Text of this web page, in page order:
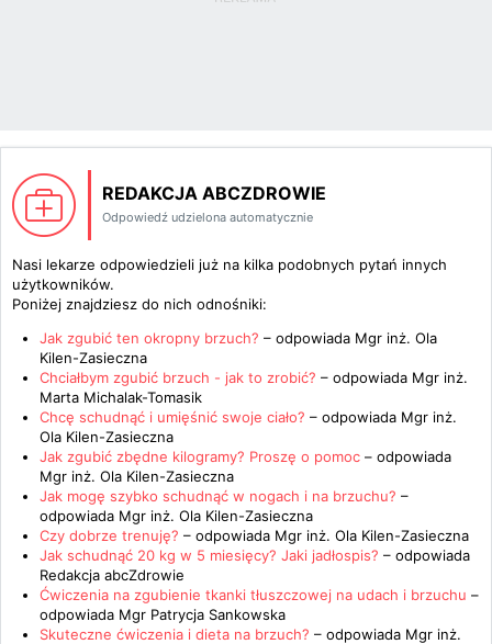
REDAKCJA ABCZDROWIE
Odpowiedź udzielona automatycznie
Nasi lekarze odpowiedzieli już na kilka podobnych pytań innych
użytkowników.
Poniżej znajdziesz do nich odnośniki:
Jak zgubić ten okropny brzuch? – odpowiada Mgr inż. Ola
Kilen-Zasieczna
Chciałbym zgubić brzuch - jak to zrobić? – odpowiada Mgr inż.
Marta Michalak-Tomasik
Chcę schudnąć i umięśnić swoje ciało? – odpowiada Mgr inż.
Ola Kilen-Zasieczna
Jak zgubić zbędne kilogramy? Proszę o pomoc – odpowiada
Mgr inż. Ola Kilen-Zasieczna
Jak mogę szybko schudnąć w nogach i na brzuchu? –
odpowiada Mgr inż. Ola Kilen-Zasieczna
Czy dobrze trenuję? – odpowiada Mgr inż. Ola Kilen-Zasieczna
Jak schudnąć 20 kg w 5 miesięcy? Jaki jadłospis? – odpowiada
Redakcja abcZdrowie
Ćwiczenia na zgubienie tkanki tłuszczowej na udach i brzuchu –
odpowiada Mgr Patrycja Sankowska
Skuteczne ćwiczenia i dieta na brzuch? – odpowiada Mgr inż.